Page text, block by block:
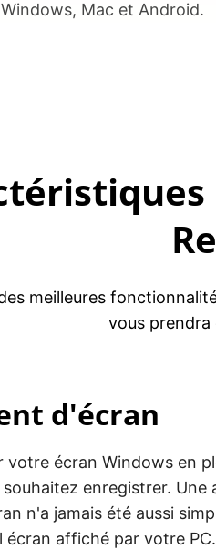
Mac et Android.
meilleures
vous prendra
d'écran
votre écran Windows en
enregistrer. Une
n'a jamais été aussi
affiché par votre PC.